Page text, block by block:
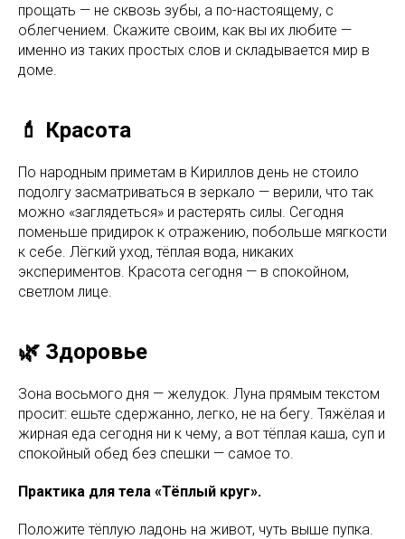
прощать — не сквозь зубы, а по-настоящему, с
облегчением. Скажите своим, как вы их любите —
именно из таких простых слов и складывается мир в
доме.
💄 Красота
По народным приметам в Кириллов день не стоило
подолгу засматриваться в зеркало — верили, что так
можно «заглядеться» и растерять силы. Сегодня
поменьше придирок к отражению, побольше мягкости
к себе. Лёгкий уход, тёплая вода, никаких
экспериментов. Красота сегодня — в спокойном,
светлом лице.
🌿 Здоровье
Зона восьмого дня — желудок. Луна прямым текстом
просит: ешьте сдержанно, легко, не на бегу. Тяжёлая и
жирная еда сегодня ни к чему, а вот тёплая каша, суп и
спокойный обед без спешки — самое то.
Практика для тела «Тёплый круг».
Положите тёплую ладонь на живот, чуть выше пупка.